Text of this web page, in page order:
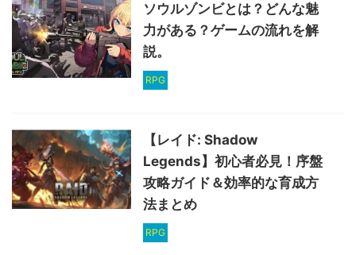
ソウルゾンビとは？どんな魅
力がある？ゲームの流れを解
説。
RPG
【レイド: Shadow
Legends】初心者必見！序盤
攻略ガイド＆効率的な育成方
法まとめ
RPG